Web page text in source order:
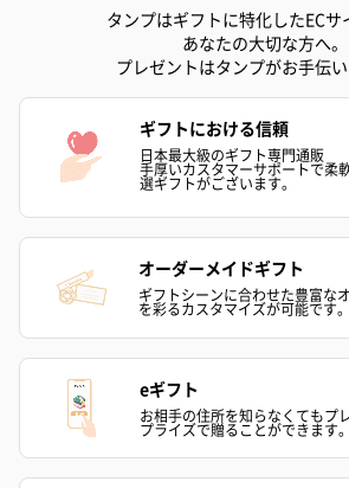
（レモン＆紅茶）（432
（バナナ味）（
スキンケアグッズ
スキンケアグッズを同梱してお届けします。
ハンドクリーム3本セッ
ト【ありがとう】
（1,100円）
ドクリーム（ピ
（2,145円）
タンプはギフトに特化したECサ
あなたの大切な方へ。
プレゼントはタンプがお手伝い
ギフトにおける信頼
日本最大級のギフト専門通販
手厚いカスタマーサポートで柔
選ギフトがございます。
オーダーメイドギフト
ギフトシーンに合わせた豊富な
を彩るカスタマイズが可能です。
eギフト
お相手の住所を知らなくてもプ
プライズで贈ることができます。